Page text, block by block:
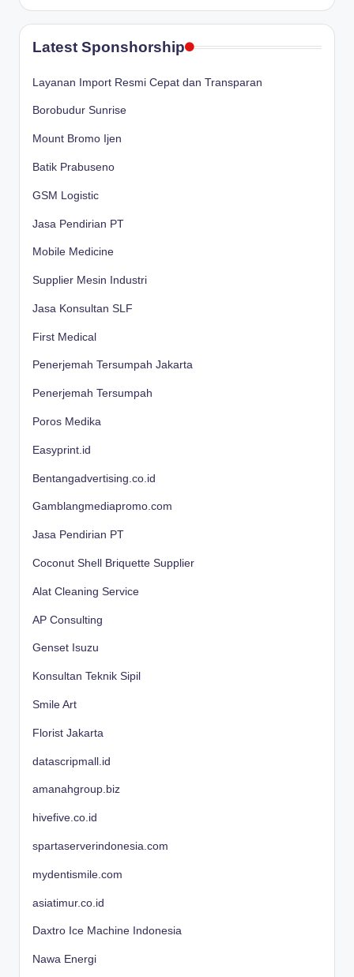
Latest Sponshorship
Layanan Import Resmi Cepat dan Transparan
Borobudur Sunrise
Mount Bromo Ijen
Batik Prabuseno
GSM Logistic
Jasa Pendirian PT
Mobile Medicine
Supplier Mesin Industri
Jasa Konsultan SLF
First Medical
Penerjemah Tersumpah Jakarta
Penerjemah Tersumpah
Poros Medika
Easyprint.id
Bentangadvertising.co.id
Gamblangmediapromo.com
Jasa Pendirian PT
Coconut Shell Briquette Supplier
Alat Cleaning Service
AP Consulting
Genset Isuzu
Konsultan Teknik Sipil
Smile Art
Florist Jakarta
datascripmall.id
amanahgroup.biz
hivefive.co.id
spartaserverindonesia.com
mydentismile.com
asiatimur.co.id
Daxtro Ice Machine Indonesia
Nawa Energi